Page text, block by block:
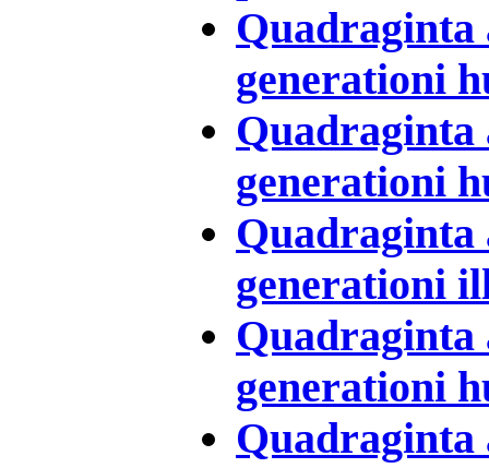
Quadraginta
generationi
Quadraginta
generationi
Quadraginta
generationi
generationi